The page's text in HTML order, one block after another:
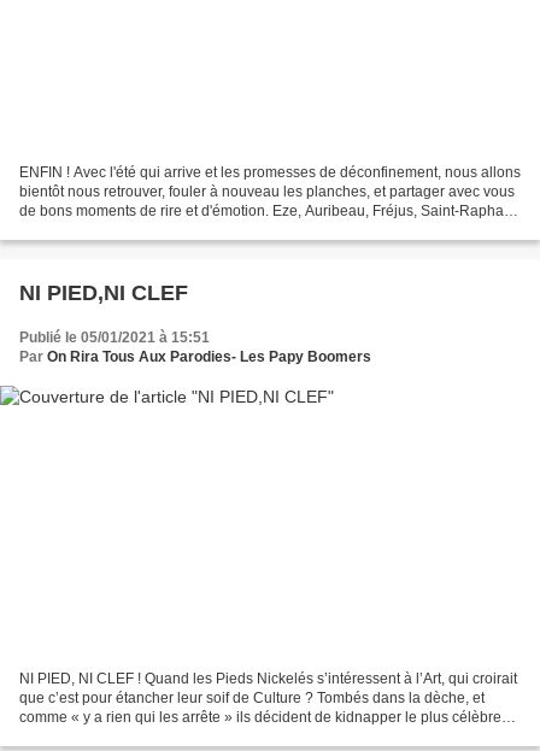
ENFIN ! Avec l'été qui arrive et les promesses de déconfinement, nous allons
bientôt nous retrouver, fouler à nouveau les planches, et partager avec vous
de bons moments de rire et d'émotion. Eze, Auribeau, Fréjus, Saint-Raphaël,
NI PIED,NI CLEF
Publié le 05/01/2021 à 15:51
Par On Rira Tous Aux Parodies- Les Papy Boomers
NI PIED, NI CLEF ! Quand les Pieds Nickelés s’intéressent à l’Art, qui croirait
que c’est pour étancher leur soif de Culture ? Tombés dans la dèche, et
comme « y a rien qui les arrête » ils décident de kidnapper le plus célèbre